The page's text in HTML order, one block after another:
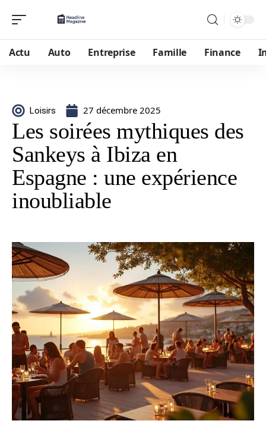
Actu Auto Entreprise Famille Finance
Loisirs 27 décembre 2025
Les soirées mythiques des
Sankeys à Ibiza en
Espagne : une expérience
inoubliable